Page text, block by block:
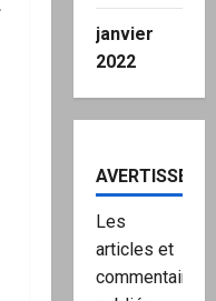
janvier
2022
Les
articles et
commentaires